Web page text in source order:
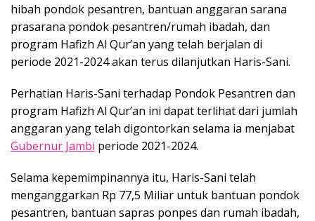
hibah pondok pesantren, bantuan anggaran sarana
prasarana pondok pesantren/rumah ibadah, dan
program Hafizh Al Qur’an yang telah berjalan di
periode 2021-2024 akan terus dilanjutkan Haris-Sani.
Perhatian Haris-Sani terhadap Pondok Pesantren dan
program Hafizh Al Qur’an ini dapat terlihat dari jumlah
anggaran yang telah digontorkan selama ia menjabat
Gubernur Jambi periode 2021-2024.
Selama kepemimpinannya itu, Haris-Sani telah
menganggarkan Rp 77,5 Miliar untuk bantuan pondok
pesantren, bantuan sapras ponpes dan rumah ibadah,